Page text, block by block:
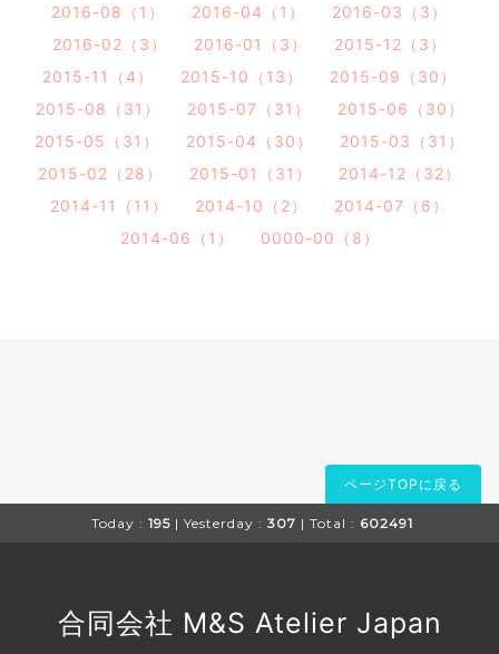
2016-08（1）
2016-04（1）
2016-03（3）
2016-02（3）
2016-01（3）
2015-12（3）
2015-11（4）
2015-10（13）
2015-09（30）
2015-08（31）
2015-07（31）
2015-06（30）
2015-05（31）
2015-04（30）
2015-03（31）
2015-02（28）
2015-01（31）
2014-12（32）
2014-11（11）
2014-10（2）
2014-07（6）
2014-06（1）
0000-00（8）
ページTOPに戻る
Today : 195 | Yesterday : 307 | Total : 602491
合同会社 M&S Atelier Japan